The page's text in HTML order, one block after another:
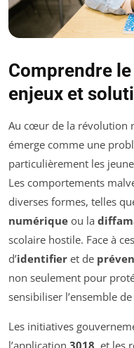
Comprendre
enjeux et
Au cœur de la révolution
émerge comme une
particulièrement les
Les comportements
diverses formes, telles
numérique ou la
scolaire hostile. Face à
d’identifier et de
non seulement pour
sensibiliser l’ensemble
Les initiatives
l’application 3018 , et les